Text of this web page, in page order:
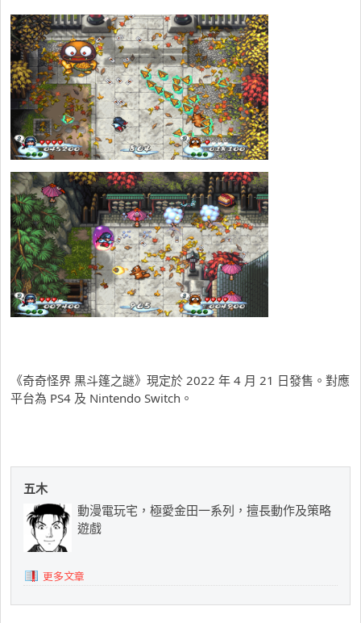
《奇奇怪界 黒斗篷之謎》現定於 2022 年 4 月 21 日發售。對應
平台為 PS4 及 Nintendo Switch。
五木
動漫電玩宅，極愛金田一系列，擅長動作及策略
遊戲
更多文章